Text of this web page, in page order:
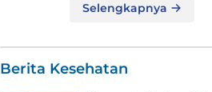
Selengkapnya
Berita Kesehatan